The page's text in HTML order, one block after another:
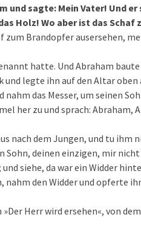
und sagte: Mein Vater! Und
Holz! Wo aber ist das Schaf
zum Brandopfer ausersehen,
hatte. Und Abraham
und legte ihn auf den Altar oben
das Messer, um seinen
her zu und sprach: Abraham,
nach dem Jungen, und tu ihm
Sohn, deinen einzigen, mir
siehe, da war ein Widder
den Widder und opferte
Herr wird ersehen«, von